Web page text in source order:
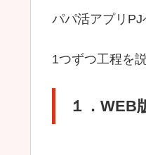
パパ活アプリPJ
1つずつ工程を
１．WEB